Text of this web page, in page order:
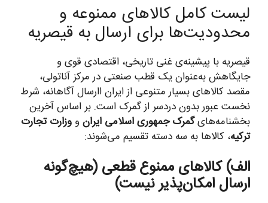
لیست کامل کالاهای ممنوعه و
محدودیت‌ها برای ارسال به قیصریه
قیصریه با پیشینه‌ی غنی تاریخی، اقتصادی قوی و
جایگاهش به‌عنوان یک قطب صنعتی در مرکز آناتولی،
مقصد کالاهای بسیار متنوعی از ایران اارسال آگاهانه، شرط
نخست عبور بدون دردسر از گمرک است. بر اساس آخرین
بخشنامه‌هایگمرک جمهوری اسلامی ایرانووزارت تجارت
ترکیه، کالاها به سه دسته تقسیم می‌شوند:
الف) کالاهای ممنوع قطعی (هیچ‌گونه
ارسال امکان‌پذیر نیست)